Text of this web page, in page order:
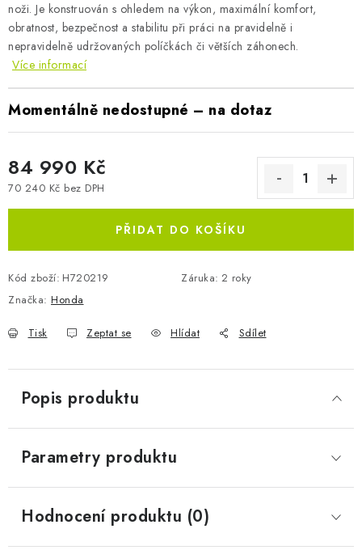
Návody
Novinky Blog Reference Katalog
noži. Je konstruován s ohledem na výkon, maximální komfort,
obratnost, bezpečnost a stabilitu při práci na pravidelně i
nepravidelně udržovaných políčkách či větších záhonech.
Více informací
Momentálně nedostupné – na dotaz
84 990 Kč
70 240 Kč bez DPH
PŘIDAT DO KOŠÍKU
Kód zboží: H720219 Záruka: 2 roky
Značka: Honda
Tisk Zeptat se Hlídat Sdílet
Popis produktu
Parametry produktu
Hodnocení produktu (0)